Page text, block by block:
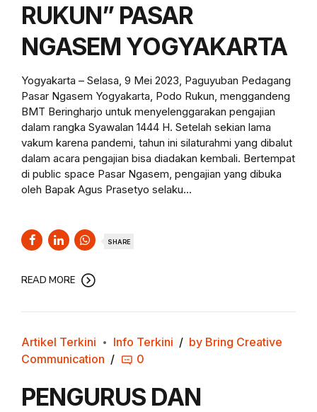
RUKUN” PASAR
NGASEM YOGYAKARTA
Yogyakarta – Selasa, 9 Mei 2023, Paguyuban Pedagang
Pasar Ngasem Yogyakarta, Podo Rukun, menggandeng
BMT Beringharjo untuk menyelenggarakan pengajian
dalam rangka Syawalan 1444 H. Setelah sekian lama
vakum karena pandemi, tahun ini silaturahmi yang dibalut
dalam acara pengajian bisa diadakan kembali. Bertempat
di public space Pasar Ngasem, pengajian yang dibuka
oleh Bapak Agus Prasetyo selaku...
SHARE
READ MORE
Artikel Terkini Info Terkini
by Bring Creative
Communication
0
PENGURUS DAN